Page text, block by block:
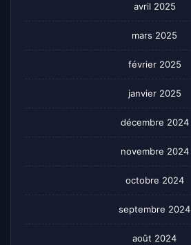
avril 2025
mars 2025
février 2025
janvier 2025
décembre 2024
novembre 2024
octobre 2024
septembre 2024
août 2024